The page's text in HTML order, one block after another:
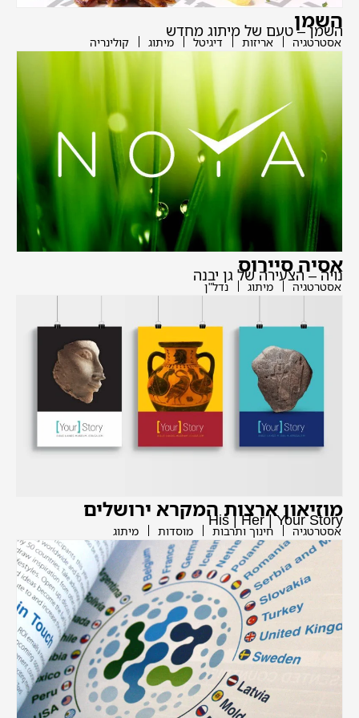
השמן
השמן – טעם של מיתוג מחדש
אסטרטגיה אריזות דיגיטל מיתוג קולינריה
אסיה סיירוס
נויה – הצעירה של גן יבנה
אסטרטגיה מיתוג נדל"ן
מוזיאון ארצות המקרא ירושלים
His | Her | Your Story
אסטרטגיה חינוך ותרבות מוסדות מיתוג